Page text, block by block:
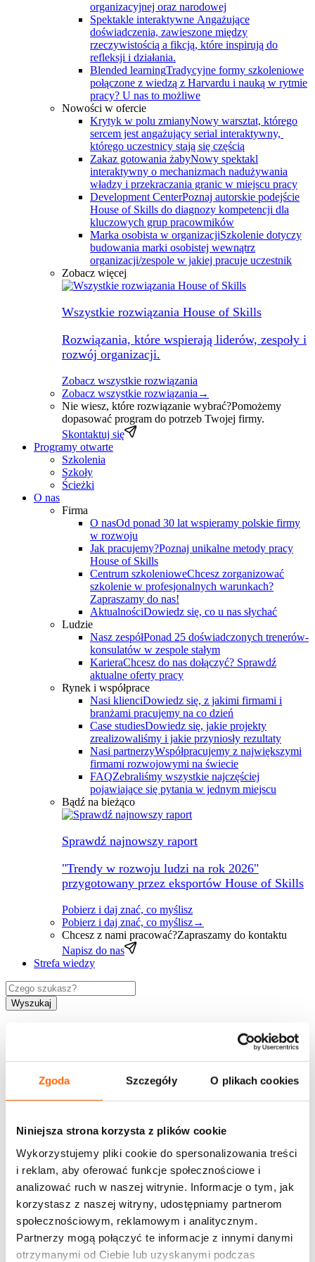
Zgoda Szczegóły O plikach cookies
Niniejsza strona korzysta z plików cookie
Wykorzystujemy pliki cookie do spersonalizowania treści
i reklam, aby oferować funkcje społecznościowe i
analizować ruch w naszej witrynie. Informacje o tym, jak
korzystasz z naszej witryny, udostępniamy partnerom
społecznościowym, reklamowym i analitycznym.
Partnerzy mogą połączyć te informacje z innymi danymi
otrzymanymi od Ciebie lub uzyskanymi podczas
organizacyjnej oraz narodowej
Spektakle interaktywne Angażujące
doświadczenia, zawieszone między
rzeczywistością a fikcją, które inspirują do
refleksji i działania.
Blended learningTradycyjne formy szkoleniowe
połączone z wiedzą z Harvardu i nauką w rytmie
pracy? U nas to możliwe
Nowości w ofercie
Krytyk w polu zmianyNowy warsztat, którego
sercem jest angażujący serial interaktywny, ​
którego uczestnicy stają się częścią
Zakaz gotowania żabyNowy spektakl
interaktywny o mechanizmach nadużywania
władzy i przekraczania granic w miejscu pracy
Development CenterPoznaj autorskie podejście
House of Skills do diagnozy kompetencji dla
kluczowych grup pracowmików
Marka osobista w organizacjiSzkolenie dotyczy
budowania marki osobistej wewnątrz
organizacji/zespole w jakiej pracuje uczestnik
Zobacz więcej
Wszystkie rozwiązania House of Skills
Rozwiązania, które wspierają liderów, zespoły i
rozwój organizacji.
Zobacz wszystkie rozwiązania
Zobacz wszystkie rozwiązania →
Nie wiesz, które rozwiązanie wybrać?Pomożemy
dopasować program do potrzeb Twojej firmy.
Skontaktuj się
Programy otwarte
Szkolenia
Szkoły
Ścieżki
O nas
Firma
O nasOd ponad 30 lat wspieramy polskie firmy
w rozwoju
Jak pracujemy?Poznaj unikalne metody pracy
House of Skills
Centrum szkolenioweChcesz zorganizować
szkolenie w profesjonalnych warunkach?
Zapraszamy do nas!
AktualnościDowiedz się, co u nas słychać
Ludzie
Nasz zespółPonad 25 doświadczonych trenerów-
konsulatów w zespole stałym
KarieraChcesz do nas dołączyć? Sprawdź
aktualne oferty pracy
Rynek i współprace
Nasi klienciDowiedz się, z jakimi firmami i
branżami pracujemy na co dzień
Case studiesDowiedz się, jakie projekty
zrealizowaliśmy i jakie przyniosły rezultaty
Nasi partnerzyWspółpracujemy z największymi
firmami rozwojowymi na świecie
FAQZebraliśmy wszystkie najczęściej
pojawiające się pytania w jednym miejscu
Bądź na bieżąco
Sprawdź najnowszy raport
"Trendy w rozwoju ludzi na rok 2026"
przygotowany przez eksportów House of Skills
Pobierz i daj znać, co myślisz
Pobierz i daj znać, co myślisz→
Chcesz z nami pracować?Zapraszamy do kontaktu
Napisz do nas
Strefa wiedzy
Wyszukaj
PL
Chcesz jako pierwszy otrzymywać ciekawe treści z
zakresu rozwoju, zaproszenia na bezpłatne webinary,
informacje o szkoleniach i promocjach House of
Skills?
Bądź na bieżąco - zapisz się!